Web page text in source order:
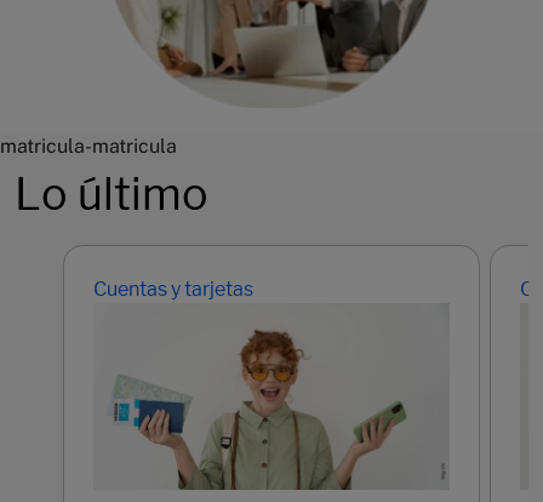
matricula-matricula
Lo último
Cuentas y tarjetas